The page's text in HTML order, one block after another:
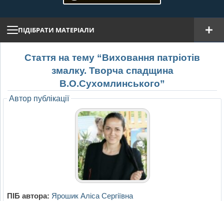
ПІДІБРАТИ МАТЕРІАЛИ
Стаття на тему “Виховання патріотів
змалку. Творча спадщина
В.О.Сухомлинського”
Автор публікації
ПІБ автора: Ярошик Аліса Сергіївна